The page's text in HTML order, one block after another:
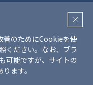
善のためにCookieを使
ください。 なお、ブラ
可能ですが、サイトの
ます。